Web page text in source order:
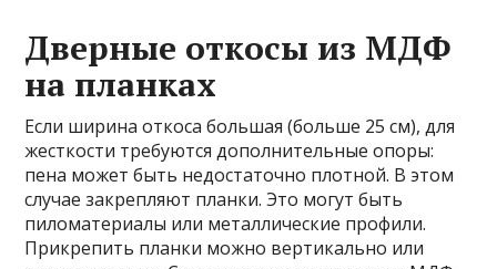
Дверные откосы из МДФ
на планках
Если ширина откоса большая (больше 25 см), для
жесткости требуются дополнительные опоры:
пена может быть недостаточно плотной. В этом
случае закрепляют планки. Это могут быть
пиломатериалы или металлические профили.
Прикрепить планки можно вертикально или